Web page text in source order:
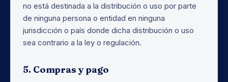
no está destinada a la distribución o uso por parte
de ninguna persona o entidad en ninguna
jurisdicción o país donde dicha distribución o uso
sea contrario a la ley o regulación.
5. Compras y pago